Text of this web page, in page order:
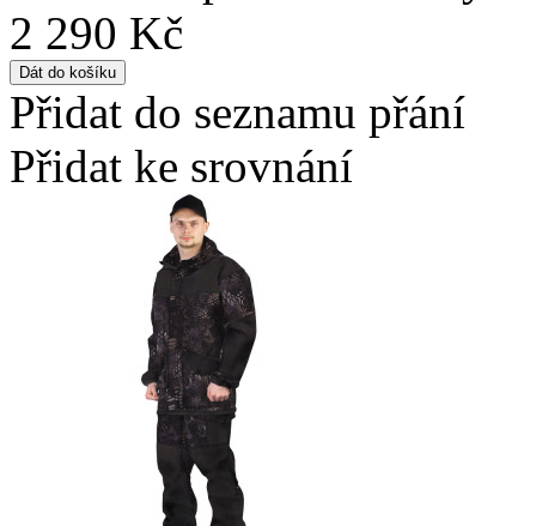
2 290 Kč
Přidat do seznamu přání
Přidat ke srovnání